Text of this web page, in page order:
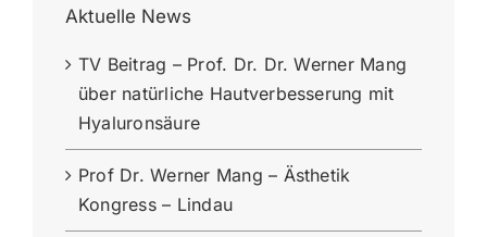
Aktuelle News
TV Beitrag – Prof. Dr. Dr. Werner Mang
über natürliche Hautverbesserung mit
Hyaluronsäure
Prof Dr. Werner Mang – Ästhetik
Kongress – Lindau